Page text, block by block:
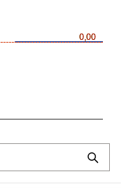
0,00
0,00